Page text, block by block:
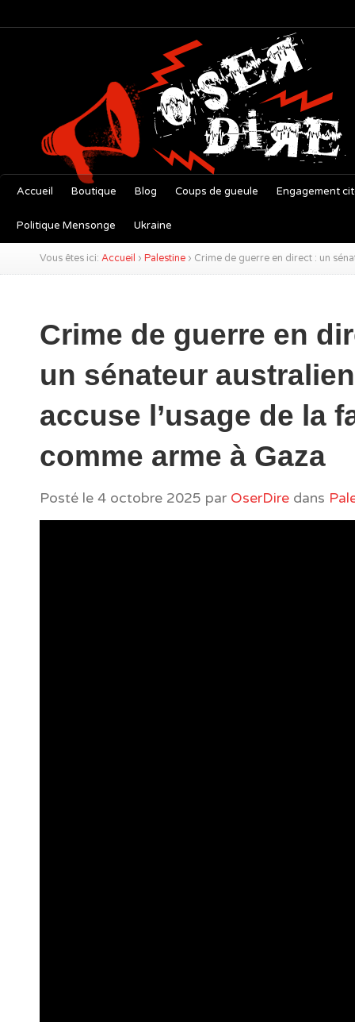
Accueil Boutique Blog Coups de gueule Engagement
Politique Mensonge Ukraine
Vous êtes ici: Accueil › Palestine › Crime de guerre en direct : un
Crime de guerre en
un sénateur australien
accuse l’usage de la
comme arme à Gaza
Posté le 4 octobre 2025 par OserDire dans